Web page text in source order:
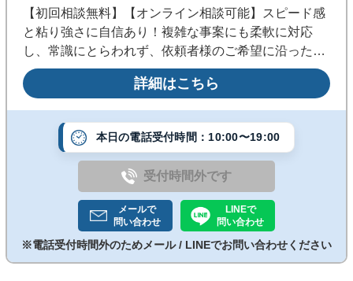
【初回相談無料】【オンライン相談可能】スピード感
と粘り強さに自信あり！複雑な事案にも柔軟に対応
し、常識にとらわれず、依頼者様のご希望に沿った最
善の解決策を追求します。依頼者を全力でサポートし
ます。まずはお気軽にご相談ください。
詳細はこちら
本日の電話受付時間：10:00〜19:00
受付時間外です
メールで
問い合わせ
LINEで
問い合わせ
※電話受付時間外のためメール / LINEでお問い合わせください